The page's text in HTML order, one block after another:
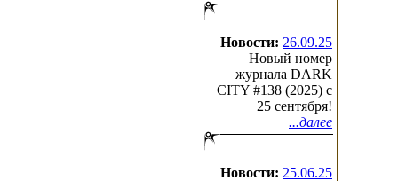
Новости: 26.09.25
Новый номер
журнала DARK
CITY #138 (2025) c
25 сентября!
...далее
Новости: 25.06.25